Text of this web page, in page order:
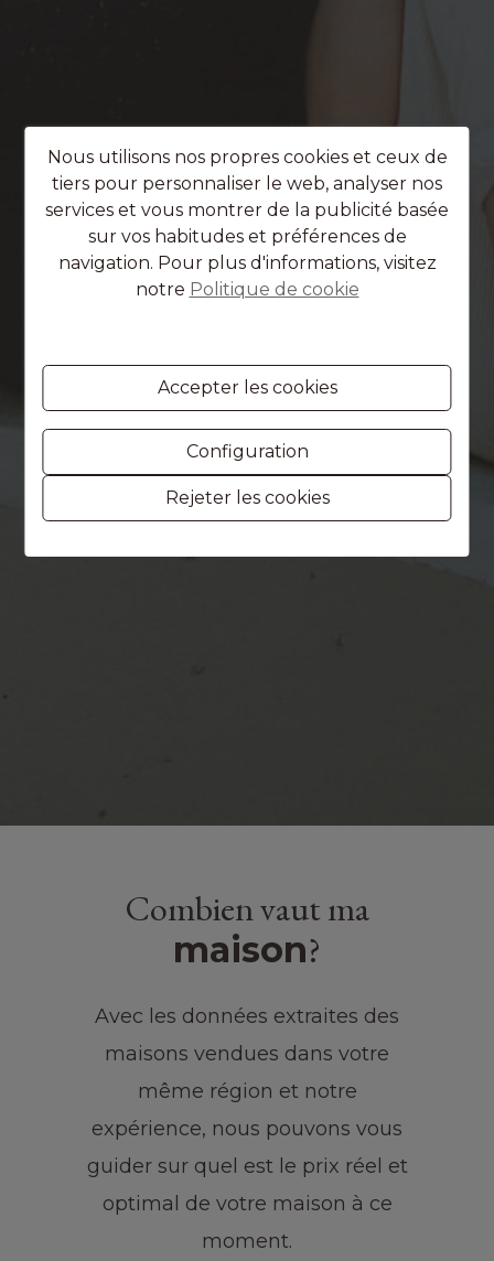
Combien vaut ma
maison?
Avec les données extraites des
maisons vendues dans votre
même région et notre
expérience, nous pouvons vous
guider sur quel est le prix réel et
optimal de votre maison à ce
moment.
Nous utilisons nos propres cookies et ceux de
tiers pour personnaliser le web, analyser nos
services et vous montrer de la publicité basée
sur vos habitudes et préférences de
navigation. Pour plus d'informations, visitez
notre Politique de cookie
Accepter les cookies
Configuration
Rejeter les cookies